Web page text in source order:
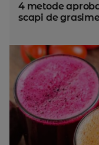
4 metode
scapi de